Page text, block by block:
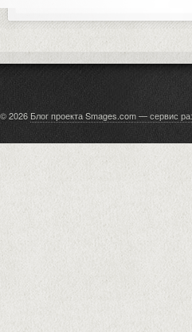
© 2026 Блог проекта Smages.com — сервис